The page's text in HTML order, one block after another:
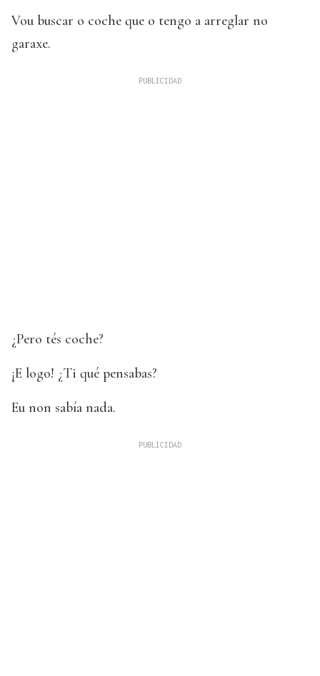
Vou buscar o coche que o tengo a arreglar no
garaxe.
¿Pero tés coche?
¡E logo! ¿Ti qué pensabas?
Eu non sabía nada.